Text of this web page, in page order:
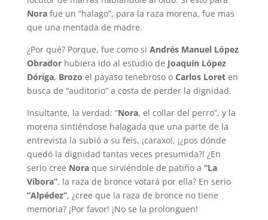
Nora fue un “halago”, para la raza morena, fue mas
que una mentada de madre.
¿Por qué? Porque, fue como si Andrés Manuel López
Obrador hubiera ido al estudio de Joaquín López
Dóriga, Brozo el payaso tenebroso o Carlos Loret en
busca de “auditorio” a costa de perder la dignidad.
Insultante, la verdad: “Nora, el collar del perro”, y la
morena sintiéndose halagada que una parte de la
entrevista la subió a su feis, ¡caraxo!, ¡¿pos dónde
quedó la dignidad tantas veces presumida?! ¿En
serio cree Nora que sirviéndole de patiño a “La
Víbora”, la raza de bronce votará por ella? En serio
“Alpédez”, ¿cree que la raza de bronce no tiene
memoria? ¡Por favor! ¡No se la prolonguen!